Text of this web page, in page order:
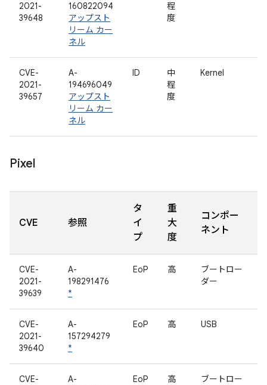
2021-
39648
160822094
アップスト
リーム カー
ネル
程
度
CVE-
2021-
39657
A-
194696049
アップスト
リーム カー
ネル
ID
中
程
度
Kernel
Pixel
CVE 参照
タ
イ
プ
重
大
度
コンポー
ネント
CVE-
2021-
39639
A-
198291476
*
EoP 高
ブートロー
ダー
CVE-
2021-
39640
A-
157294279
*
EoP 高 USB
CVE-
A-
EoP 高
ブートロー